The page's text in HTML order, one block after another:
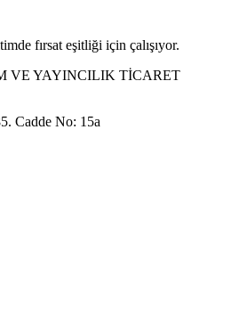
fırsat eşitliği için çalışıyor.
VE YAYINCILIK TİCARET
Cadde No: 15a